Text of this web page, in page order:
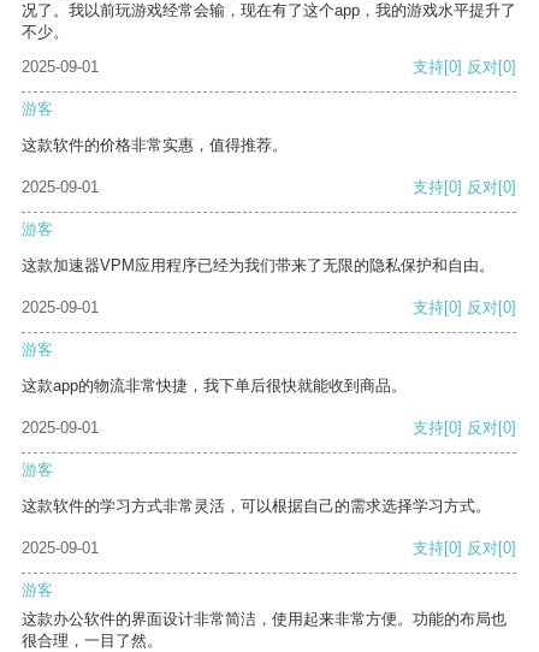
况了。我以前玩游戏经常会输，现在有了这个app，我的游戏水平提升了
不少。
2025-09-01
支持[0] 反对[0]
游客
这款软件的价格非常实惠，值得推荐。
2025-09-01 支持[0] 反对[0]
游客
这款加速器VPM应用程序已经为我们带来了无限的隐私保护和自由。
2025-09-01 支持[0] 反对[0]
游客
这款app的物流非常快捷，我下单后很快就能收到商品。
2025-09-01 支持[0] 反对[0]
游客
这款软件的学习方式非常灵活，可以根据自己的需求选择学习方式。
2025-09-01 支持[0] 反对[0]
游客
这款办公软件的界面设计非常简洁，使用起来非常方便。功能的布局也
很合理，一目了然。